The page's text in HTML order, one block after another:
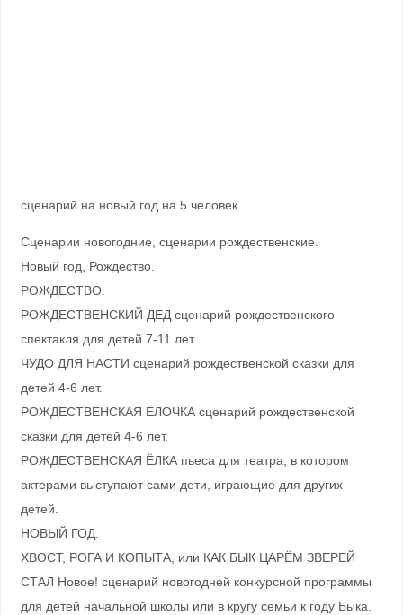
сценарий на новый год на 5 человек
Сценарии новогодние, сценарии рождественские.
Новый год, Рождество.
РОЖДЕСТВО.
РОЖДЕСТВЕНСКИЙ ДЕД сценарий рождественского
спектакля для детей 7-11 лет.
ЧУДО ДЛЯ НАСТИ сценарий рождественской сказки для
детей 4-6 лет.
РОЖДЕСТВЕНСКАЯ ЁЛОЧКА сценарий рождественской
сказки для детей 4-6 лет.
РОЖДЕСТВЕНСКАЯ ЁЛКА пьеса для театра, в котором
актерами выступают сами дети, играющие для других
детей.
НОВЫЙ ГОД.
ХВОСТ, РОГА И КОПЫТА, или КАК БЫК ЦАРЁМ ЗВЕРЕЙ
СТАЛ Новое! cценарий новогодней конкурсной программы
для детей начальной школы или в кругу семьи к году Быка.